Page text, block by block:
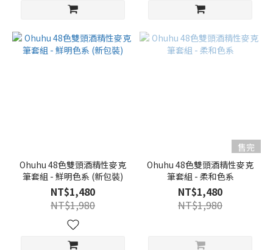
Ohuhu 48色雙頭酒精性麥克
筆套組 - 鮮明色系 (新包裝)
NT$1,480
NT$1,980
售完
Ohuhu 48色雙頭酒精性麥克
筆套組 - 柔和色系
NT$1,480
NT$1,980